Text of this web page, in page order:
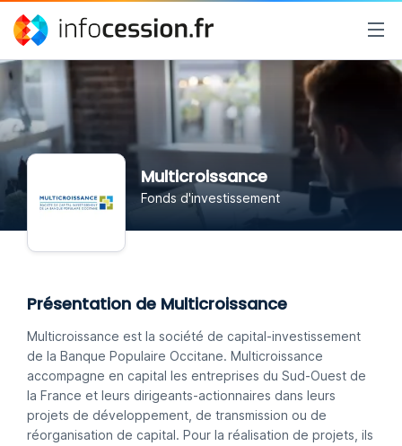
Multicroissance
Fonds d'investissement
Présentation de Multicroissance
Multicroissance est la société de capital-investissement
de la Banque Populaire Occitane. Multicroissance
accompagne en capital les entreprises du Sud-Ouest de
la France et leurs dirigeants-actionnaires dans leurs
projets de développement, de transmission ou de
réorganisation de capital. Pour la réalisation de projets, ils